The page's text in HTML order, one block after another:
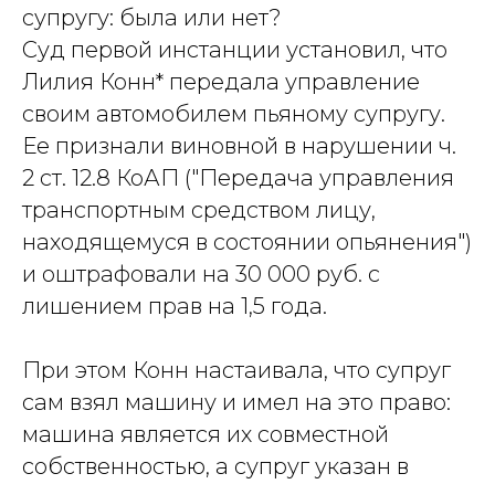
супругу: была или нет?
Суд первой инстанции установил, что
Лилия Конн* передала управление
своим автомобилем пьяному супругу.
Ее признали виновной в нарушении ч.
2 ст. 12.8 КоАП ("Передача управления
транспортным средством лицу,
находящемуся в состоянии опьянения")
и оштрафовали на 30 000 руб. с
лишением прав на 1,5 года.
При этом Конн настаивала, что супруг
сам взял машину и имел на это право:
машина является их совместной
собственностью, а супруг указан в